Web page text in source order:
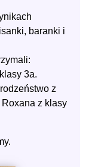
baranki i
3a.
z
z klasy